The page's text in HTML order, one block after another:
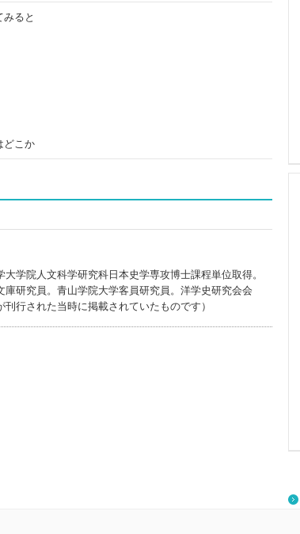
ると
どこか
学院人文科学研究科日本史学専攻博士課程単位取得。
研究員。青山学院大学客員研究員。洋学史研究会会
行された当時に掲載されていたものです）